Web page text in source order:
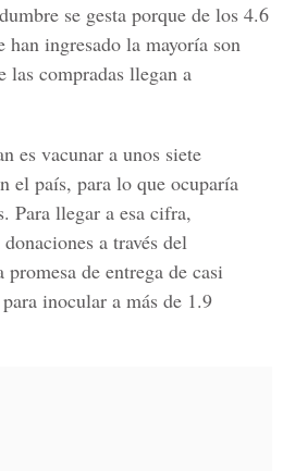
se gesta porque de los 4.6
ingresado la mayoría son
las compradas llegan a
es vacunar a unos siete
el país, para lo que ocuparía
Para llegar a esa cifra,
a través del
de entrega de casi
inocular a más de 1.9